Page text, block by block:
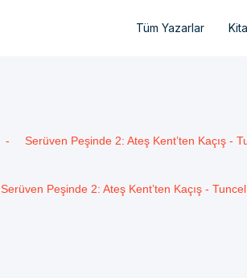
Tüm Yazarlar
- Serüven Peşinde 2: Ateş Kent’ten Kaçış -
Serüven Peşinde 2: Ateş Kent’ten Kaçış -